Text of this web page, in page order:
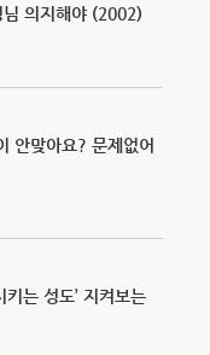
의지해야 (2002)
안맞아요? 문제없어
는 성도’ 지켜보는